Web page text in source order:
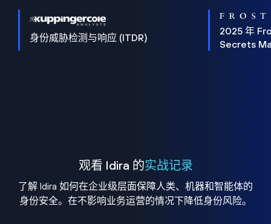
身份威胁检测与响应 (ITDR)
2025 年
Secrets
观看 Idira 的实战记录
了解 Idira 如何在企业级层面保障人类、机器和智能体的
身份安全。在不影响业务运营的情况下降低身份风险。